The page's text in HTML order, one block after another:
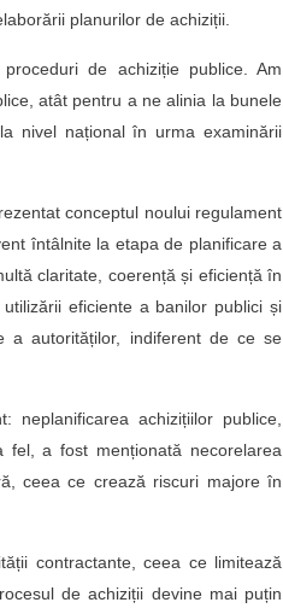
planurilor de achiziții.
de achiziție publice. Am
atât pentru a ne alinia la bunele
nivel național în urma examinării
conceptul noului regulament
întâlnite la etapa de planificare a
claritate, coerență și eficiență în
eficiente a banilor publici și
a autorităților, indiferent de ce se
achizițiilor publice,
fel, a fost menționată necorelarea
ceea ce crează riscuri majore în
contractante, ceea ce limitează
de achiziții devine mai puțin